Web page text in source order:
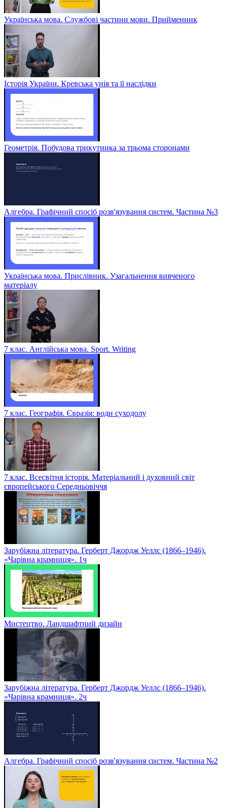
Українська мова. Службові частини мови. Прийменник
Історія України. Кревська унія та її наслідки
Геометрія. Побудова трикутника за трьома сторонами
Алгебра. Графічний спосіб розв'язування систем. Частина №3
Українська мова. Прислівник. Узагальнення вивченого
матеріалу
7 клас. Англійська мова. Sport. Writing
7 клас. Географія. Євразія: води суходолу
7 клас. Всесвітня історія. Матеріальний і духовний світ
європейського Середньовіччя
Зарубіжна література. Герберт Джордж Уеллс (1866–1946).
«Чарівна крамниця». 1ч
Мистецтво. Ландшафтний дизайн
Зарубіжна література. Герберт Джордж Уеллс (1866–1946).
«Чарівна крамниця». 2ч
Алгебра. Графічний спосіб розв'язування систем. Частина №2